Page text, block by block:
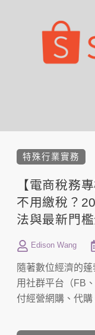
特殊行業實務
【電商稅務
不用繳稅？
法與最新門
Edison Wang
隨著數位經濟的
用社群平台（FB
付經營網購、代購